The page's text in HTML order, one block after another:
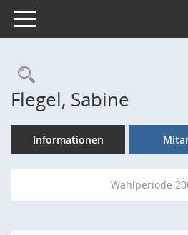
Toggle navigation
Rechercheauswahl
Flegel, Sabine
Informationen
Wahlperiode